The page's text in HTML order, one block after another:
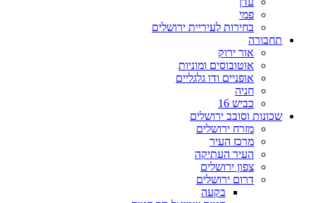
פמי
בחירות לעיריית ירושלים
תחבורה
אור ירוק
אוטובוסים ומוניות
אופניים ודו גלגליים
חניה
כביש 16
שכונות וסובב ירושלים
מזרח ירושלים
מרכז העיר
העיר העתיקה
צפון ירושלים
דרום ירושלים
בקעה